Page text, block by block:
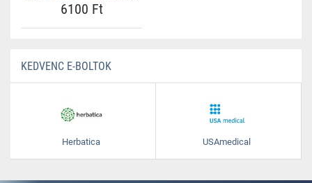
6100 Ft
KEDVENC E-BOLTOK
Herbatica USAmedical